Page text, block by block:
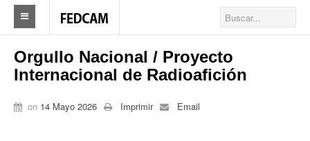
Home
Federacion
Federación
Orgullo Nacional / Proyecto
Internacional de Radioafición
on 14 Mayo 2026 Imprimir Email